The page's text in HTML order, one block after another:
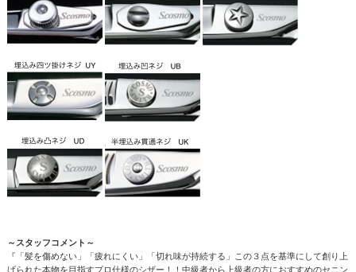
～スタッフコメント～
『「髪を傷めない」「疲れにくい」「切れ味が持続する」この３点を基準にして創り上
げられた本物を目指すプロ仕様のシザー！！中級者から上級者の方におすすめのセニン